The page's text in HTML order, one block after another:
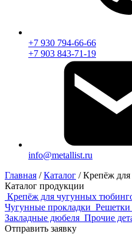
+7 930 794-66-66
+7 903 843-71-19
info@metallist.ru
Главная /Каталог /Крепёж
Каталог продукции
Крепёж для чугунных
Чугунные прокладки
Закладные дюбеля Прочие
Отправить заявку